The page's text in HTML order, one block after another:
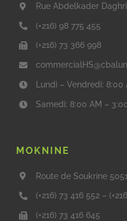
Rue Abdelkader
(+216) 98 775 455
(+216) 73 366 998
Lundi – Vendredi: 8:00
Samedi: 8:00 AM –
MOKNINE
Route de Soukrine
(+216) 73 416 552 –
(+216) 73 416 645